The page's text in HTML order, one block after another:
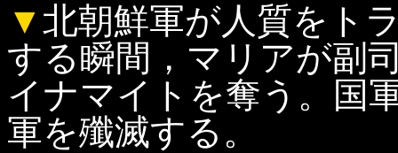
▼北朝鮮軍が人質をト
する瞬間，マリアが副
イナマイトを奪う。国
軍を殲滅する。